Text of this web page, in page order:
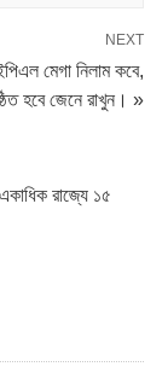
NEXT
মেগা নিলাম কবে,
হবে জেনে রাখুন। »
রাজ্যে ১৫